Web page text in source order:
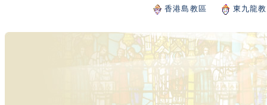
香港島教區 東九龍